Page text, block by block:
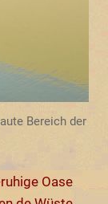
Bereich der
Oase